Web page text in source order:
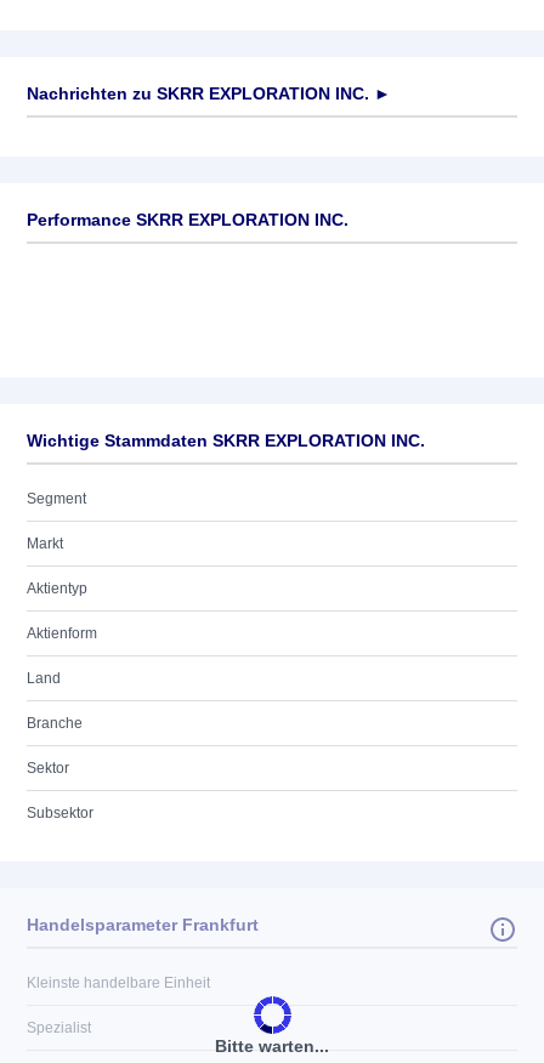
Nachrichten zu SKRR EXPLORATION INC. ►
Performance SKRR EXPLORATION INC.
Wichtige Stammdaten SKRR EXPLORATION INC.
Segment
Markt
Aktientyp
Aktienform
Land
Branche
Sektor
Subsektor
Bitte warten...
Handelsparameter Frankfurt
Kleinste handelbare Einheit
Spezialist